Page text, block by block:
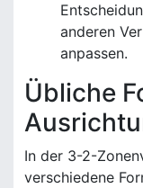
anderen
anpassen.
Übliche
In der 3-2-
verschiedene